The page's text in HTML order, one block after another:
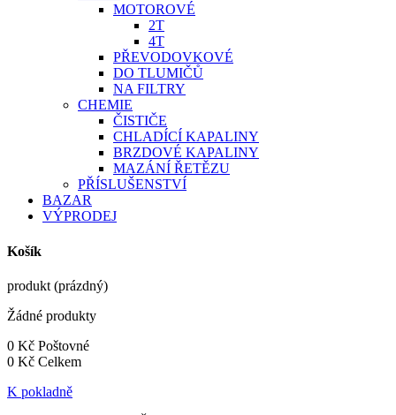
MOTOROVÉ
2T
4T
PŘEVODOVKOVÉ
DO TLUMIČŮ
NA FILTRY
CHEMIE
ČISTIČE
CHLADÍCÍ KAPALINY
BRZDOVÉ KAPALINY
MAZÁNÍ ŘETĚZU
PŘÍSLUŠENSTVÍ
BAZAR
VÝPRODEJ
Košík
produkt (prázdný)
Žádné produkty
0 Kč Poštovné
0 Kč Celkem
K pokladně